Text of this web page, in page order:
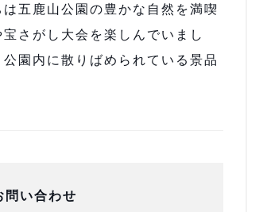
五鹿山公園の豊かな自然を満喫
さがし大会を楽しんでいまし
園内に散りばめられている景品
問い合わせ